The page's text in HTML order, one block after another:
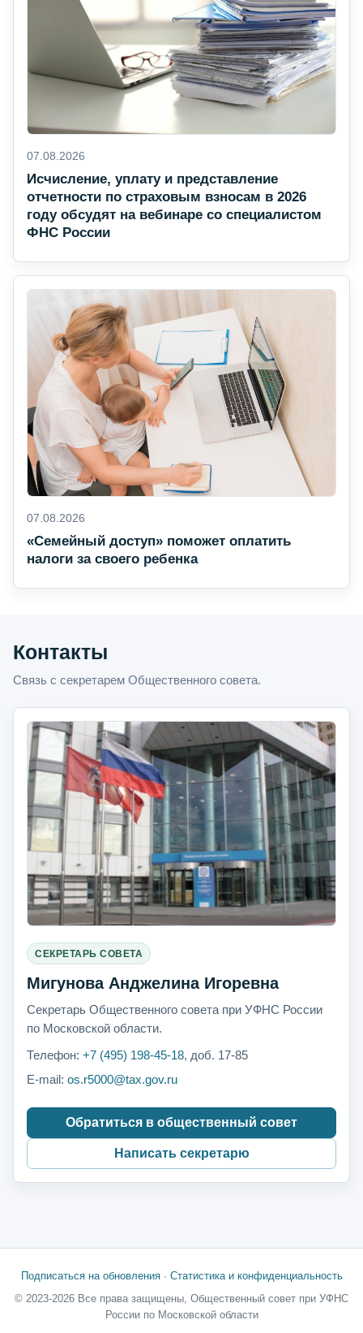
07.08.2026
Исчисление, уплату и представление
отчетности по страховым взносам в 2026
году обсудят на вебинаре со специалистом
ФНС России
07.08.2026
«Семейный доступ» поможет оплатить
налоги за своего ребенка
Контакты
Связь с секретарем Общественного совета.
СЕКРЕТАРЬ СОВЕТА
Мигунова Анджелина Игоревна
Секретарь Общественного совета при УФНС России
по Московской области.
Телефон: +7 (495) 198-45-18, доб. 17-85
E-mail: os.r5000@tax.gov.ru
Обратиться в общественный совет
Написать секретарю
Подписаться на обновления· Статистика и конфиденциальность
© 2023-2026 Все права защищены, Общественный совет при УФНС
России по Московской области